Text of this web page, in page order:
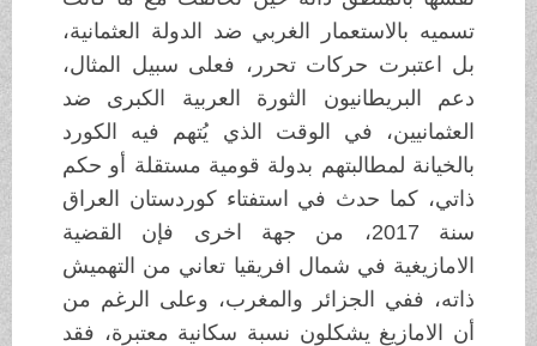
تسميه بالاستعمار الغربي ضد الدولة العثمانية،
بل اعتبرت حركات تحرر، فعلى سبيل المثال،
دعم البريطانيون الثورة العربية الكبرى ضد
العثمانيين، في الوقت الذي يُتهم فيه الكورد
بالخيانة لمطالبتهم بدولة قومية مستقلة أو حكم
ذاتي، كما حدث في استفتاء كوردستان العراق
سنة 2017، من جهة اخرى فإن القضية
الامازيغية في شمال افريقيا تعاني من التهميش
ذاته، ففي الجزائر والمغرب، وعلى الرغم من
أن الامازيغ يشكلون نسبة سكانية معتبرة، فقد